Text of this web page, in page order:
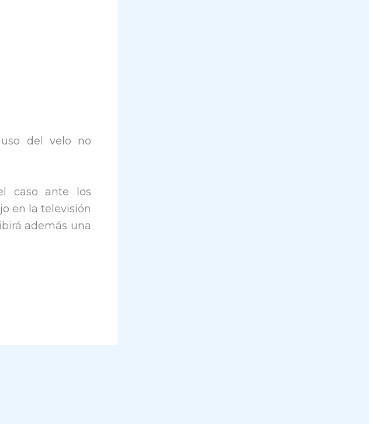
del velo no
caso ante los
en la televisión
además una